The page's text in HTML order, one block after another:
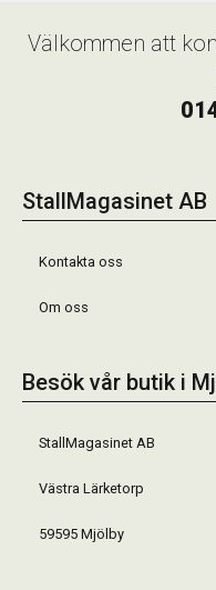
Välkommen att
StallMagasinet AB
Kontakta oss
Om oss
Besök vår butik i
StallMagasinet AB
Västra Lärketorp
59595 Mjölby